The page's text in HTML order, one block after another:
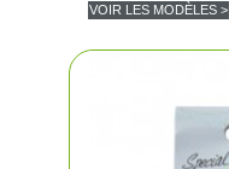
VOIR LES MODÈLES >